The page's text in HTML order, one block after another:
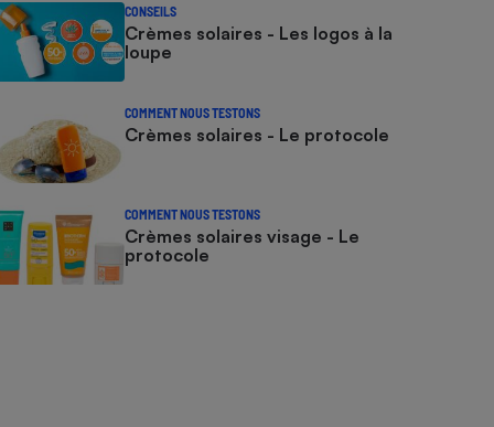
CONSEILS
Crèmes solaires - Les logos à la
loupe
COMMENT NOUS TESTONS
Crèmes solaires - Le protocole
COMMENT NOUS TESTONS
Crèmes solaires visage - Le
protocole